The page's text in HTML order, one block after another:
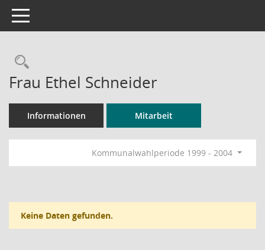
Toggle navigation
Rechercheauswahl
Frau Ethel Schneider
Informationen Mitarbeit
Kommunalwahlperiode 1999 - 2004
Keine Daten gefunden.